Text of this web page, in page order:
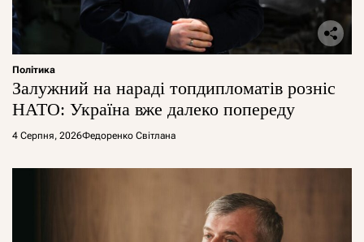
Політика
Залужний на нараді топдипломатів розніс
НАТО: Україна вже далеко попереду
4 Серпня, 2026Федоренко Світлана